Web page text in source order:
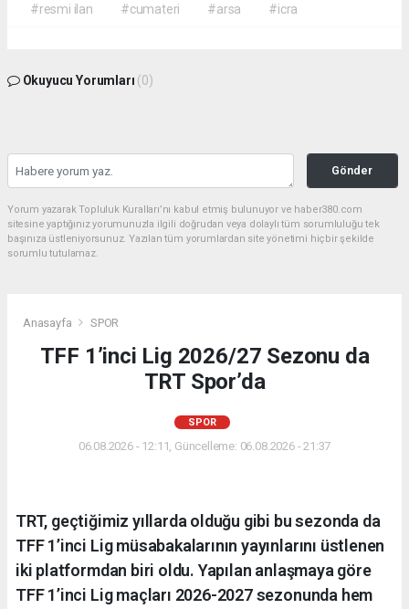
#resmi ilan #cumateri #arsa #icra
Okuyucu Yorumları (0)
Gönder
Yorum yazarak Topluluk Kuralları’nı kabul etmiş bulunuyor ve haber380.com
sitesine yaptığınız yorumunuzla ilgili doğrudan veya dolaylı tüm sorumluluğu tek
başınıza üstleniyorsunuz. Yazılan tüm yorumlardan site yönetimi hiçbir şekilde
sorumlu tutulamaz.
Anasayfa SPOR
TFF 1’inci Lig 2026/27 Sezonu da
TRT Spor’da
SPOR
06.08.2026 - 12:11, Güncelleme: 06.08.2026 - 21:37
TRT, geçtiğimiz yıllarda olduğu gibi bu sezonda da
TFF 1’inci Lig müsabakalarının yayınlarını üstlenen
iki platformdan biri oldu. Yapılan anlaşmaya göre
TFF 1’inci Lig maçları 2026-2027 sezonunda hem